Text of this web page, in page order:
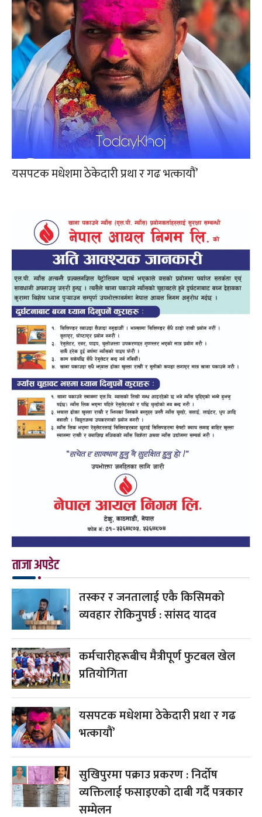
यसपटक मधेशमा ठेकेदारी प्रथा र गढ भत्कायौं’
ताजा अपडेट
तस्कर र जनतालाई एकै किसिमको
व्यवहार रोकिनुपर्छ : सांसद यादव
कर्मचारीहरूबीच मैत्रीपूर्ण फुटबल खेल
प्रतियोगिता
यसपटक मधेशमा ठेकेदारी प्रथा र गढ
भत्कायौं’
सुखिपुरमा पक्राउ प्रकरण : निर्दोष
व्यक्तिलाई फसाइएको दाबी गर्दै पत्रकार
सम्मेलन